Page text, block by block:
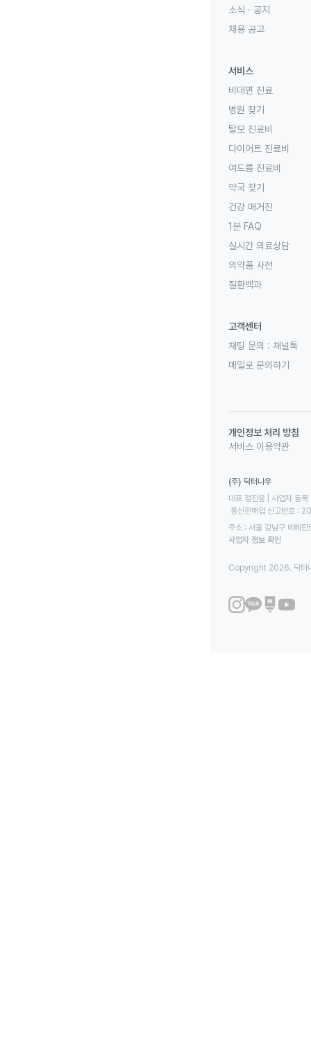
소식 · 공지
채용 공고
서비스
비대면 진료
병원 찾기
탈모 진료비
다이어트 진료비
여드름 진료비
약국 찾기
건강 매거진
1분 FAQ
실시간 의료상담
의약품 사전
질환백과
고객센터
채팅 문의 : 채널톡
메일로 문의하기
개인정보 처리 방침
서비스 이용약관
(주) 닥터나우
대표 정진웅 | 사업자
통신판매업 신고번호
주소 : 서울 강남구 테헤
사업자 정보 확인
Copyright 2026. 닥터